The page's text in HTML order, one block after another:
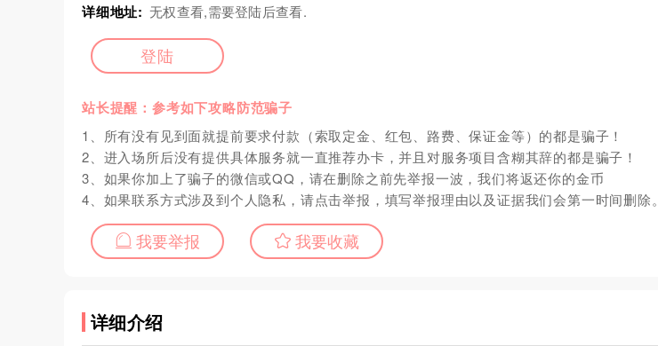
详细地址: 无权查看,需要登陆后查看.
登陆
站长提醒：参考如下攻略防范骗子
1、所有没有见到面就提前要求付款（索取定金、红包、路费、保证金等）的都是骗子！
2、进入场所后没有提供具体服务就一直推荐办卡，并且对服务项目含糊其辞的都是骗子！
3、如果你加上了骗子的微信或QQ，请在删除之前先举报一波，我们将返还你的金币
4、如果联系方式涉及到个人隐私，请点击举报，填写举报理由以及证据我们会第一时间删除。
我要举报 我要收藏
详细介绍